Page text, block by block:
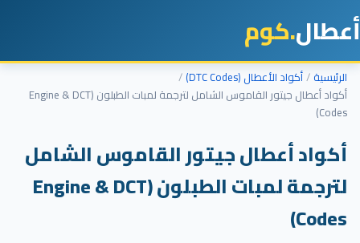
أعطال.كوم
الرئيسية أكواد الأعطال (DTC Codes)
أكواد أعطال جيتور القاموس الشامل لترجمة لمبات الطبلون (Engine & DCT
Codes)
أكواد أعطال جيتور القاموس الشامل
لترجمة لمبات الطبلون (Engine & DCT
Codes)